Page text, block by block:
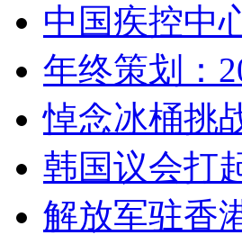
中国疾控中
年终策划：
悼念冰桶挑
韩国议会打
解放军驻香